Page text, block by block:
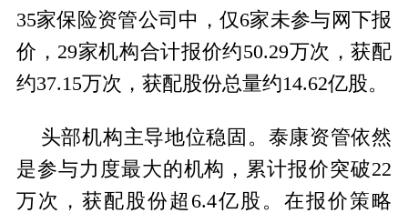
35家保险资管公司中，仅6家未参与网下报
价，29家机构合计报价约50.29万次，获配
约37.15万次，获配股份总量约14.62亿股。
头部机构主导地位稳固。泰康资管依然
是参与力度最大的机构，累计报价突破22
万次，获配股份超6.4亿股。在报价策略